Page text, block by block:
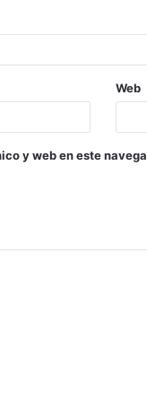
Web
y web en este